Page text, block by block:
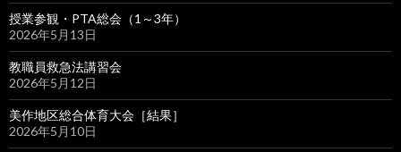
授業参観・PTA総会（1～3年）
2026年5月13日
教職員救急法講習会
2026年5月12日
美作地区総合体育大会［結果］
2026年5月10日